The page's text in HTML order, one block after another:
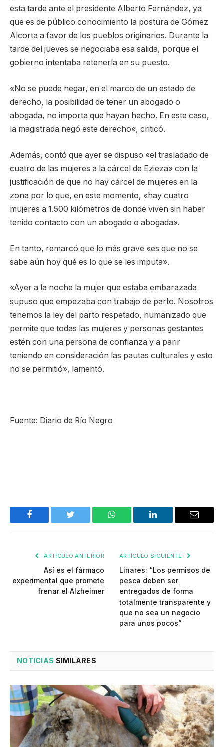
esta tarde ante el presidente Alberto Fernández, ya
que es de público conocimiento la postura de Gómez
Alcorta a favor de los pueblos originarios. Durante la
tarde del jueves se negociaba esa salida, porque el
gobierno intentaba retenerla en su puesto.
«No se puede negar, en el marco de un estado de
derecho, la posibilidad de tener un abogado o
abogada, no importa que hayan hecho. En este caso,
la magistrada negó este derecho«, criticó.
Además, contó que ayer se dispuso «el trasladado de
cuatro de las mujeres a la cárcel de Ezieza» con la
justificación de que no hay cárcel de mujeres en la
zona por lo que, en este momento, «hay cuatro
mujeres a 1.500 kilómetros de donde viven sin haber
tenido contacto con un abogado o abogada».
En tanto, remarcó que lo más grave «es que no se
sabe aún hoy qué es lo que se les imputa».
«Ayer a la noche la mujer que estaba embarazada
supuso que empezaba con trabajo de parto. Nosotros
tenemos la ley del parto respetado, humanizado que
permite que todas las mujeres y personas gestantes
estén con una persona de confianza y a parir
teniendo en consideración las pautas culturales y esto
no se permitió», lamentó.
Fuente: Diario de Río Negro
Facebook Twitter WhatsApp LinkedIn Email
ARTÍCULO ANTERIOR
Así es el fármaco
experimental que promete
frenar el Alzheimer
ARTÍCULO SIGUIENTE
Linares: “Los permisos de
pesca deben ser
entregados de forma
totalmente transparente y
que no sea un negocio
para unos pocos”
NOTICIAS SIMILARES